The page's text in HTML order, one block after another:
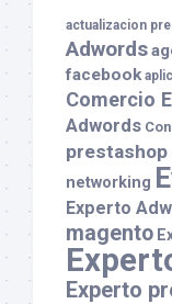
actualizacion
Adwords
facebook
Comercio
Adwords
prestashop
networking
Experto
magento
Experto